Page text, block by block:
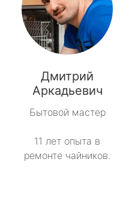
Дмитрий
Аркадьевич
Бытовой мастер
11 лет опыта в
ремонте чайников.